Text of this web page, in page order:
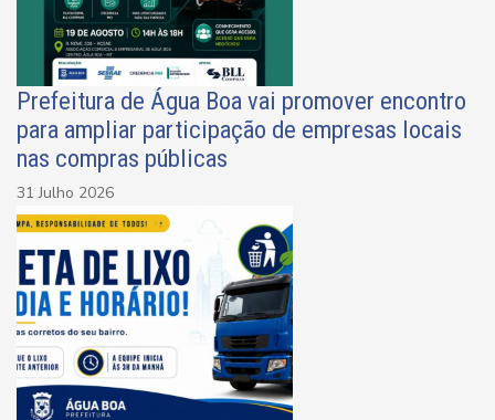
Prefeitura de Água Boa vai promover encontro
para ampliar participação de empresas locais
nas compras públicas
31 Julho 2026